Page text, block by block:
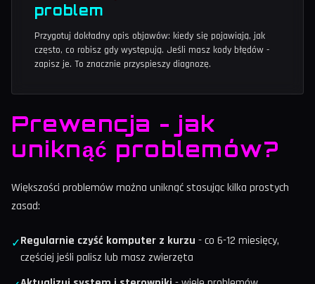
problem
Przygotuj dokładny opis objawów: kiedy się pojawiają, jak
często, co robisz gdy występują. Jeśli masz kody błędów -
zapisz je. To znacznie przyspieszy diagnozę.
Prewencja - jak
uniknąć problemów?
Większości problemów można uniknąć stosując kilka prostych
zasad:
✓Regularnie czyść komputer z kurzu - co 6-12 miesięcy,
częściej jeśli palisz lub masz zwierzęta